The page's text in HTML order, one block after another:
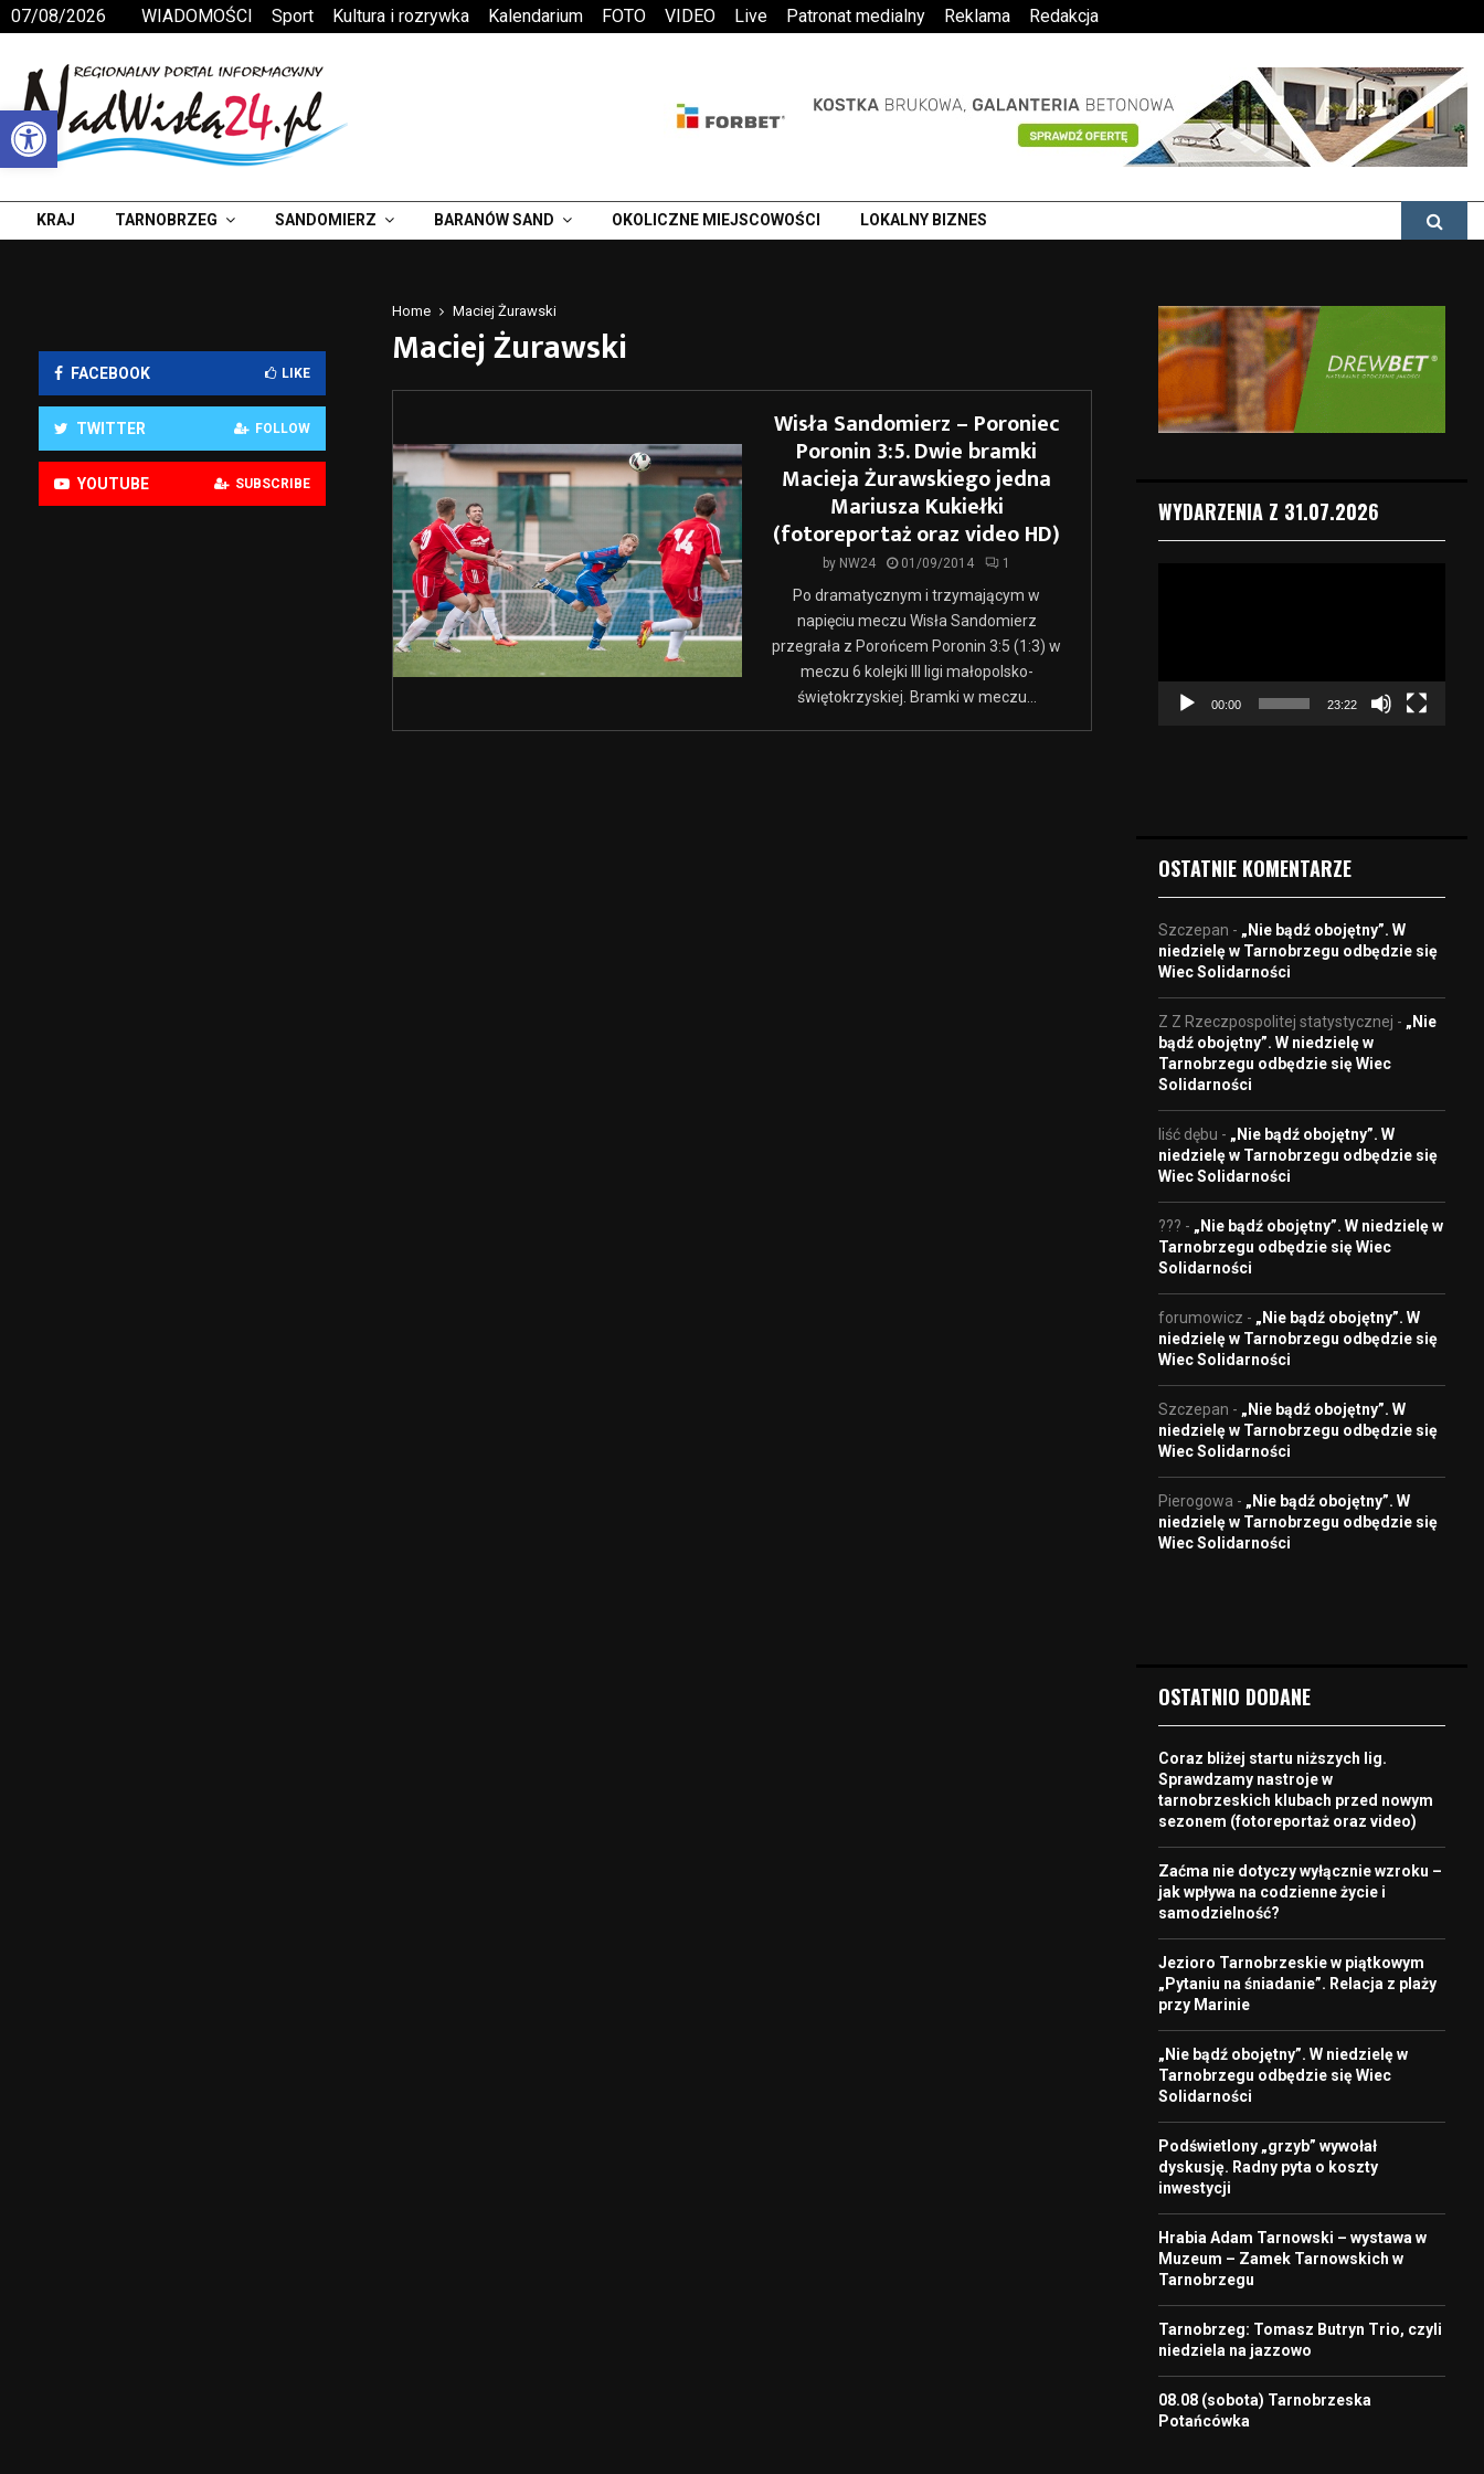
Otwórz pasek narzędzi
07/08/2026 WIADOMOŚCI Sport Kultura i rozrywka Kalendarium FOTO VIDEO Live Patronat medialny Reklama Redakcja
KRAJ TARNOBRZEG SANDOMIERZ BARANÓW SAND OKOLICZNE MIEJSCOWOŚCI LOKALNY BIZNES
Home Maciej Żurawski
Maciej Żurawski
Wisła Sandomierz – Poroniec
Poronin 3:5. Dwie bramki
Macieja Żurawskiego jedna
Mariusza Kukiełki
(fotoreportaż oraz video HD)
by NW24 01/09/2014 1
Po dramatycznym i trzymającym w
napięciu meczu Wisła Sandomierz
przegrała z Porońcem Poronin 3:5 (1:3) w
meczu 6 kolejki III ligi małopolsko-
świętokrzyskiej. Bramki w meczu...
FACEBOOK LIKE
TWITTER FOLLOW
YOUTUBE SUBSCRIBE
WYDARZENIA Z 31.07.2026
e
o
00:00 23:22
OSTATNIE KOMENTARZE
Szczepan - „Nie bądź obojętny”. W
niedzielę w Tarnobrzegu odbędzie się
Wiec Solidarności
Z Z Rzeczpospolitej statystycznej - „Nie
bądź obojętny”. W niedzielę w
Tarnobrzegu odbędzie się Wiec
Solidarności
liść dębu - „Nie bądź obojętny”. W
niedzielę w Tarnobrzegu odbędzie się
Wiec Solidarności
??? - „Nie bądź obojętny”. W niedzielę w
Tarnobrzegu odbędzie się Wiec
Solidarności
forumowicz - „Nie bądź obojętny”. W
niedzielę w Tarnobrzegu odbędzie się
Wiec Solidarności
Szczepan - „Nie bądź obojętny”. W
niedzielę w Tarnobrzegu odbędzie się
Wiec Solidarności
Pierogowa - „Nie bądź obojętny”. W
niedzielę w Tarnobrzegu odbędzie się
Wiec Solidarności
OSTATNIO DODANE
Coraz bliżej startu niższych lig.
Sprawdzamy nastroje w
tarnobrzeskich klubach przed nowym
sezonem (fotoreportaż oraz video)
Zaćma nie dotyczy wyłącznie wzroku –
jak wpływa na codzienne życie i
samodzielność?
Jezioro Tarnobrzeskie w piątkowym
„Pytaniu na śniadanie”. Relacja z plaży
przy Marinie
„Nie bądź obojętny”. W niedzielę w
Tarnobrzegu odbędzie się Wiec
Solidarności
Podświetlony „grzyb” wywołał
dyskusję. Radny pyta o koszty
inwestycji
Hrabia Adam Tarnowski – wystawa w
Muzeum – Zamek Tarnowskich w
Tarnobrzegu
Tarnobrzeg: Tomasz Butryn Trio, czyli
niedziela na jazzowo
08.08 (sobota) Tarnobrzeska
Potańcówka